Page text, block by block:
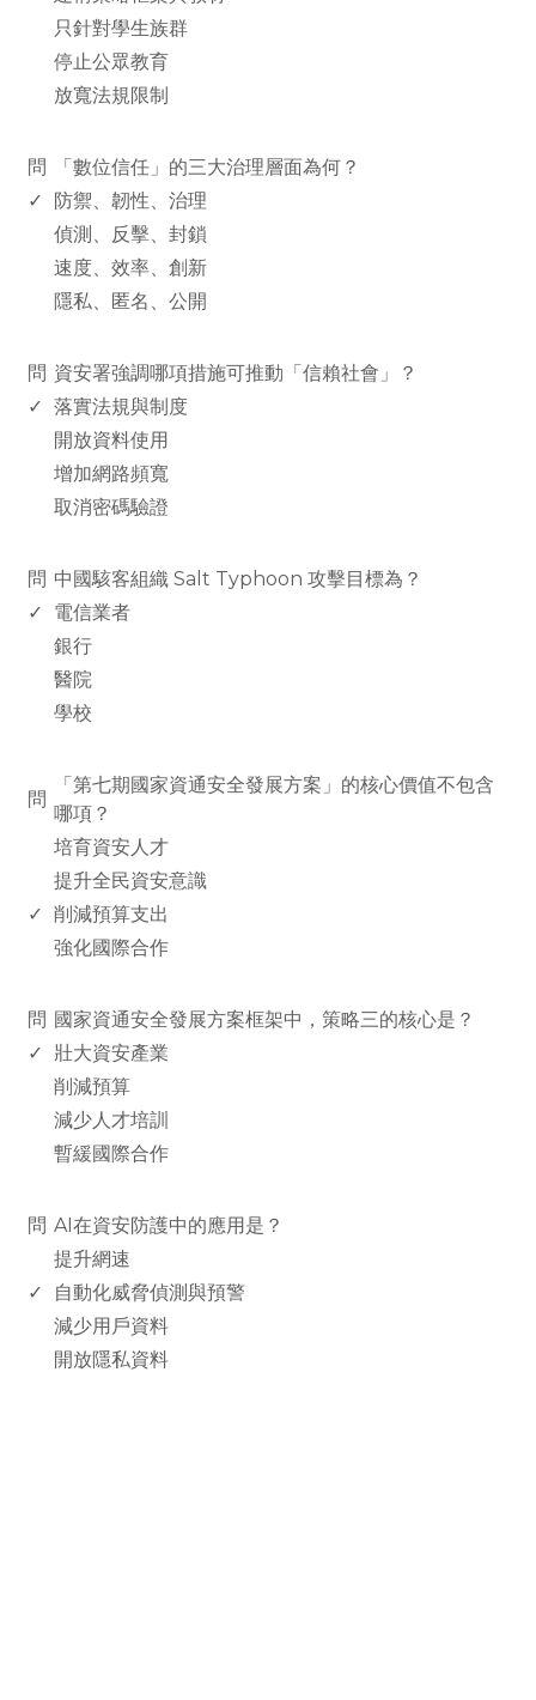
只針對學生族群
停止公眾教育
放寬法規限制
問
「數位信任」的三大治理層面為何？
✓
防禦、韌性、治理
偵測、反擊、封鎖
速度、效率、創新
隱私、匿名、公開
問 資安署強調哪項措施可推動「信賴社會」？
✓ 落實法規與制度
開放資料使用
增加網路頻寬
取消密碼驗證
問 中國駭客組織 Salt Typhoon 攻擊目標為？
✓
電信業者
銀行
醫院
學校
問
「第七期國家資通安全發展方案」的核心價值不包含
哪項？
培育資安人才
提升全民資安意識
✓ 削減預算支出
強化國際合作
問 國家資通安全發展方案框架中，策略三的核心是？
✓
壯大資安產業
削減預算
減少人才培訓
暫緩國際合作
問 AI在資安防護中的應用是？
提升網速
✓
自動化威脅偵測與預警
減少用戶資料
開放隱私資料